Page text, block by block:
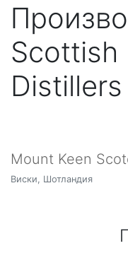
Scottish
Mount Keen
Виски, Шотландия